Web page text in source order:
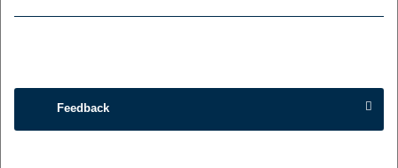
Feedback